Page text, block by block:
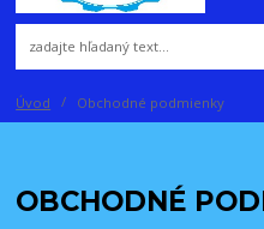
Úvod Obchodné podmienky
OBCHODNÉ